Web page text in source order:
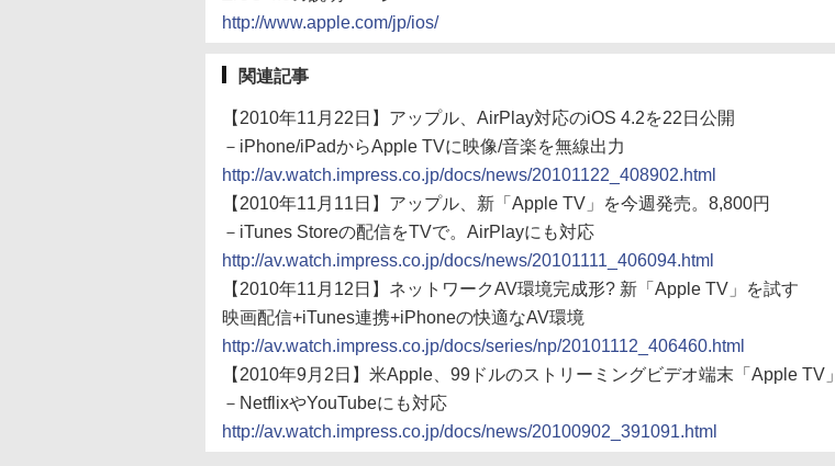
http://www.apple.com/jp/ios/
関連記事
【2010年11月22日】アップル、AirPlay対応のiOS 4.2を22日公開
－iPhone/iPadからApple TVに映像/音楽を無線出力
http://av.watch.impress.co.jp/docs/news/20101122_408902.html
【2010年11月11日】アップル、新「Apple TV」を今週発売。8,800円
－iTunes Storeの配信をTVで。AirPlayにも対応
http://av.watch.impress.co.jp/docs/news/20101111_406094.html
【2010年11月12日】ネットワークAV環境完成形? 新「Apple TV」を試す
映画配信+iTunes連携+iPhoneの快適なAV環境
http://av.watch.impress.co.jp/docs/series/np/20101112_406460.html
【2010年9月2日】米Apple、99ドルのストリーミングビデオ端末「Apple TV」
－NetflixやYouTubeにも対応
http://av.watch.impress.co.jp/docs/news/20100902_391091.html